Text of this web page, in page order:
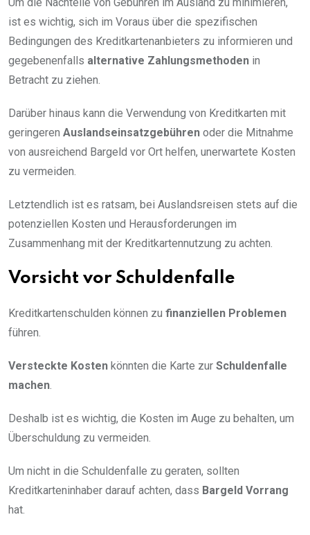
ist es wichtig, sich im Voraus über die spezifischen
Bedingungen des Kreditkartenanbieters zu informieren und
gegebenenfalls alternative Zahlungsmethoden in
Betracht zu ziehen.
Darüber hinaus kann die Verwendung von Kreditkarten mit
geringeren Auslandseinsatzgebühren oder die Mitnahme
von ausreichend Bargeld vor Ort helfen, unerwartete Kosten
zu vermeiden.
Letztendlich ist es ratsam, bei Auslandsreisen stets auf die
potenziellen Kosten und Herausforderungen im
Zusammenhang mit der Kreditkartennutzung zu achten.
Vorsicht vor Schuldenfalle
Kreditkartenschulden können zu finanziellen Problemen
führen.
Versteckte Kosten könnten die Karte zur Schuldenfalle
machen.
Deshalb ist es wichtig, die Kosten im Auge zu behalten, um
Überschuldung zu vermeiden.
Um nicht in die Schuldenfalle zu geraten, sollten
Kreditkarteninhaber darauf achten, dass Bargeld Vorrang
hat.